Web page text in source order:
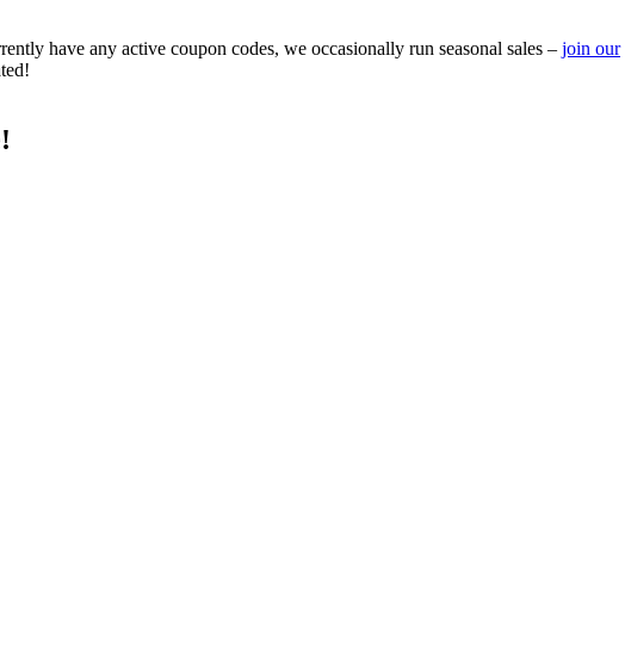
have any active coupon codes, we occasionally run seasonal sales – join our